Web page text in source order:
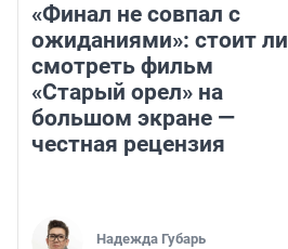
«Финал не совпал с
ожиданиями»: стоит ли
смотреть фильм
«Старый орел» на
большом экране —
честная рецензия
Надежда Губарь